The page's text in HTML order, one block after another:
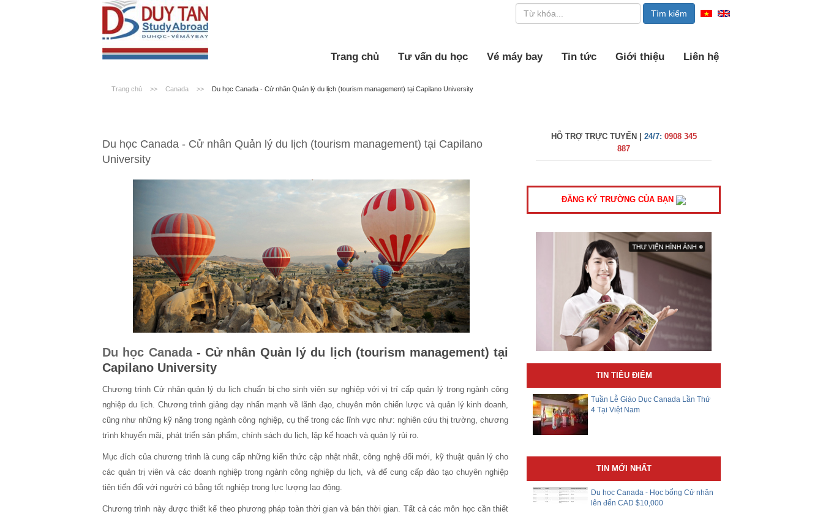
Trang chủ Tư vấn du học Vé máy bay Tin tức Giới thiệu Liên hệ
Trang chủ >> Canada >> Du học Canada - Cử nhân Quản lý du lịch (tourism management) tại Capilano University
Du học Canada - Cử nhân Quản lý du lịch (tourism management) tại Capilano
University
Du học Canada- Cử nhân Quản lý du lịch (tourism management) tại
Capilano University
Chương trình Cử nhân quản lý du lịch chuẩn bị cho sinh viên sự nghiệp với vị trí cấp quản lý trong ngành công
nghiệp du lịch. Chương trình giảng dạy nhấn mạnh về lãnh đạo, chuyên môn chiến lược và quản lý kinh doanh,
cũng như những kỹ năng trong ngành công nghiệp, cụ thể trong các lĩnh vực như: nghiên cứu thị trường, chương
trình khuyến mãi, phát triển sản phẩm, chính sách du lịch, lập kế hoạch và quản lý rủi ro.
Mục đích của chương trình là cung cấp những kiến thức cập nhật nhất, công nghệ đổi mới, kỹ thuật quản lý cho
các quản trị viên và các doanh nghiệp trong ngành công nghiệp du lịch, và để cung cấp đào tạo chuyên nghiệp
tiên tiến đối với người có bằng tốt nghiệp trong lực lượng lao động.
Chương trình này được thiết kế theo phương pháp toàn thời gian và bán thời gian. Tất cả các môn học cần thiết
HỖ TRỢ TRỰC TUYẾN | 24/7: 0908 345
887
ĐĂNG KÝ TRƯỜNG CỦA BẠN
TIN TIÊU ĐIỂM
Tuần Lễ Giáo Dục Canada Lần Thứ
4 Tại Việt Nam
TIN MỚI NHẤT
Du học Canada - Học bổng Cử nhân
lên đến CAD $10,000